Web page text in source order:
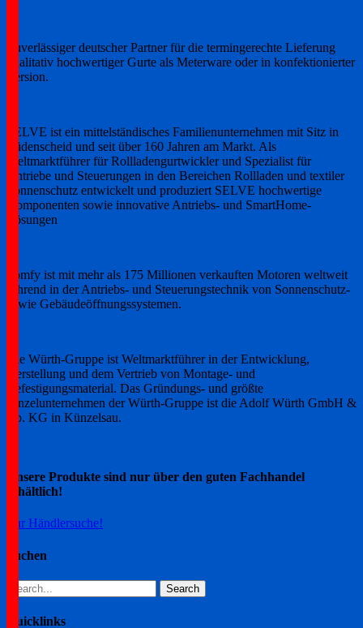
Zuverlässiger deutscher Partner für die termingerechte Lieferung
qualitativ hochwertiger Gurte als Meterware oder in konfektionierter
Version.
SELVE ist ein mittelständisches Familienunternehmen mit Sitz in
Lüdenscheid und seit über 160 Jahren am Markt. Als
Weltmarktführer für Rollladengurtwickler und Spezialist für
Antriebe und Steuerungen in den Bereichen Rollladen und textiler
Sonnenschutz entwickelt und produziert SELVE hochwertige
Komponenten sowie innovative Antriebs- und SmartHome-
Lösungen
Somfy ist mit mehr als 175 Millionen verkauften Motoren weltweit
führend in der Antriebs- und Steuerungstechnik von Sonnenschutz-
sowie Gebäudeöffnungssystemen.
Die Würth-Gruppe ist Weltmarktführer in der Entwicklung,
Herstellung und dem Vertrieb von Montage- und
Befestigungsmaterial. Das Gründungs- und größte
Einzelunternehmen der Würth-Gruppe ist die Adolf Würth GmbH &
Co. KG in Künzelsau.
Unsere Produkte sind nur über den guten Fachhandel
erhältlich!
Zur Händlersuche!
Suchen
Search
for:
Quicklinks